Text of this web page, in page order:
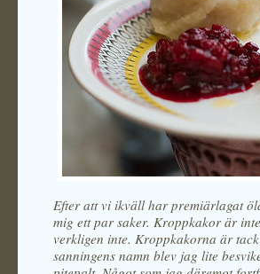
Efter att vi ikväll har premiärlagat
mig ett par saker. Kroppkakor är
verkligen inte. Kroppkakorna är
sanningens namn blev jag lite